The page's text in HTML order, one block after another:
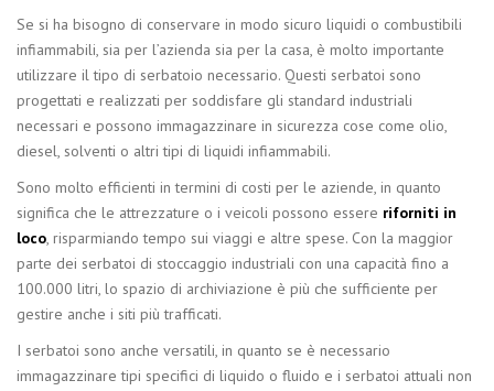
Se si ha bisogno di conservare in modo sicuro liquidi o combustibili
infiammabili, sia per l’azienda sia per la casa, è molto importante
utilizzare il tipo di serbatoio necessario. Questi serbatoi sono
progettati e realizzati per soddisfare gli standard industriali
necessari e possono immagazzinare in sicurezza cose come olio,
diesel, solventi o altri tipi di liquidi infiammabili.
Sono molto efficienti in termini di costi per le aziende, in quanto
significa che le attrezzature o i veicoli possono essere riforniti in
loco, risparmiando tempo sui viaggi e altre spese. Con la maggior
parte dei serbatoi di stoccaggio industriali con una capacità fino a
100.000 litri, lo spazio di archiviazione è più che sufficiente per
gestire anche i siti più trafficati.
I serbatoi sono anche versatili, in quanto se è necessario
immagazzinare tipi specifici di liquido o fluido e i serbatoi attuali non